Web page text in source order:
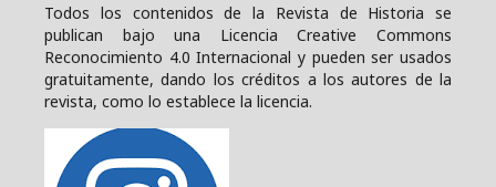
Todos los contenidos de la Revista de Historia se
publican bajo una
Licencia Creative Commons
Reconocimiento 4.0 Internacional y pueden ser usados
gratuitamente, dando los créditos a los autores de la
revista, como lo establece la licencia.